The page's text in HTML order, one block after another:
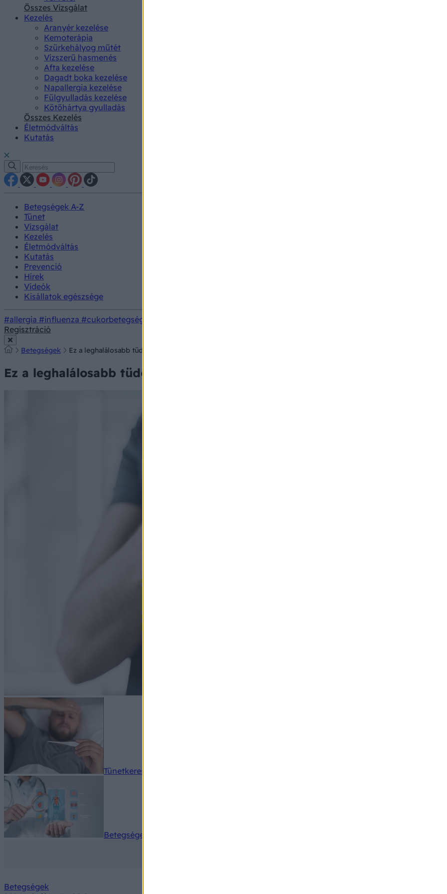
Összes Vizsgálat
Kezelés
Aranyér kezelése
Kemoterápia
Szürkehályog műtét
Vízszerű hasmenés
Afta kezelése
Dagadt boka kezelése
Napallergia kezelése
Fülgyulladás kezelése
Kötőhártya gyulladás
Összes Kezelés
Életmódváltás
Kutatás
Betegségek A-Z
Tünet
Vizsgálat
Kezelés
Életmódváltás
Kutatás
Prevenció
Hírek
Videók
Kisállatok egészsége
#allergia #influenza #cukorbetegség
Regisztráció
Betegségek Ez a leghalálosabb tüdőrák kevésbé ismert jele, melyet nem szabad figyelmen kívül hagyni
Ez a leghalálosabb tüdőrák kevésbé ismert jele, melyet nem szabad
Tünetkereső
Betegségek A-Z
Betegségek